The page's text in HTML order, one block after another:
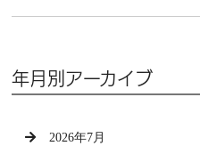
年月別アーカイブ
2026年7月